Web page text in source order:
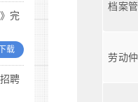
完
下载
聘
档案
劳动